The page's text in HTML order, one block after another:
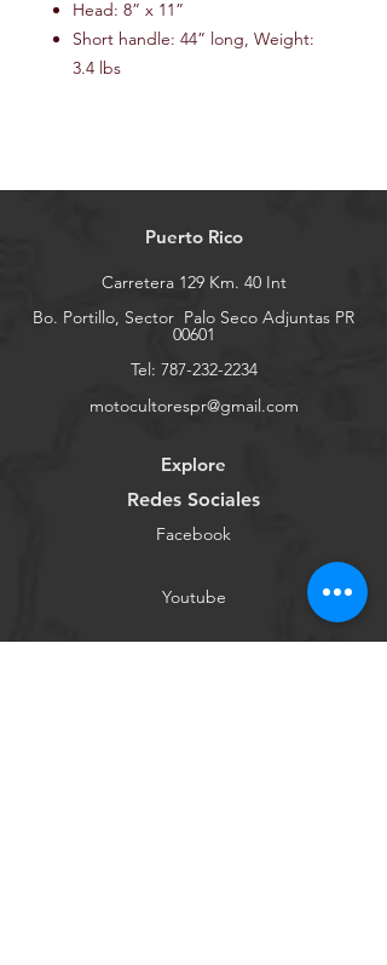
Head: 8” x 11”
Short handle: 44” long, Weight:
3.4 lbs
Puerto Rico
Carretera 129 Km. 40 Int
Bo. Portillo, Sector Palo Seco Adjuntas PR
00601
Tel: 787-232-2234
motocultorespr@gmail.com
Explore
Redes Sociales
Facebook
Youtube